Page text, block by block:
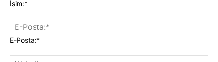
İsim:*
E-Posta:*